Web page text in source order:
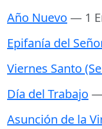
Año Nuevo — 1
Epifanía del
Viernes Santo
Día del Trabajo —
Asunción de la